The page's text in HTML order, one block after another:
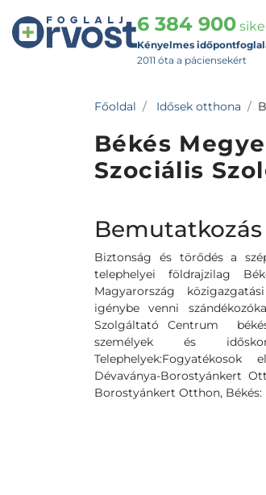
6 384 900
Kényelmes
2011 óta a páciensekért
Főoldal Idősek otthona
Békés
Szociális
Bemutatkozás
Biztonság és törődés a
telephelyei földrajzilag
Magyarország
igénybe venni
Szolgáltató Centrum
személyek és
Dévaványa-Borostyánkert
Borostyánkert Otthon,